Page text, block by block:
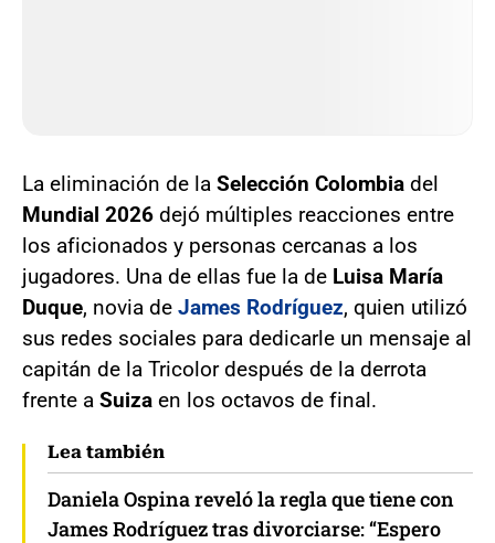
La eliminación de la Selección Colombia del
Mundial 2026 dejó múltiples reacciones entre
los aficionados y personas cercanas a los
jugadores. Una de ellas fue la de Luisa María
Duque, novia de James Rodríguez, quien utilizó
sus redes sociales para dedicarle un mensaje al
capitán de la Tricolor después de la derrota
frente a Suiza en los octavos de final.
Lea también
Daniela Ospina reveló la regla que tiene con
James Rodríguez tras divorciarse: “Espero